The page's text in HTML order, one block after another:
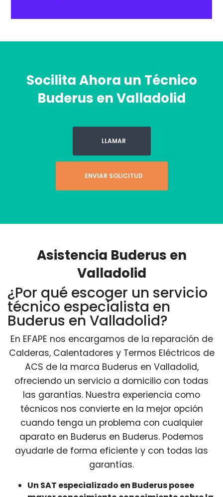
Socilita Ahora un Técnico
Buderus en Valladolid
LLAMAR
ENVIAR SOLICITUD
Asistencia Buderus en
Valladolid
¿Por qué escoger un servicio
técnico especialista en
Buderus en Valladolid?
En EFAPE nos encargamos de la reparación de
Calderas, Calentadores y Termos Eléctricos de
ACS de la marca Buderus en Valladolid,
ofreciendo un servicio a domicilio con todas
las garantías. Nuestra experiencia como
técnicos nos convierte en la mejor opción
cuando tenga un problema con cualquier
aparato en Buderus en Buderus. Podemos
ayudarle de forma eficiente y con todas las
garantías.
Un SAT especializado en Buderus posee